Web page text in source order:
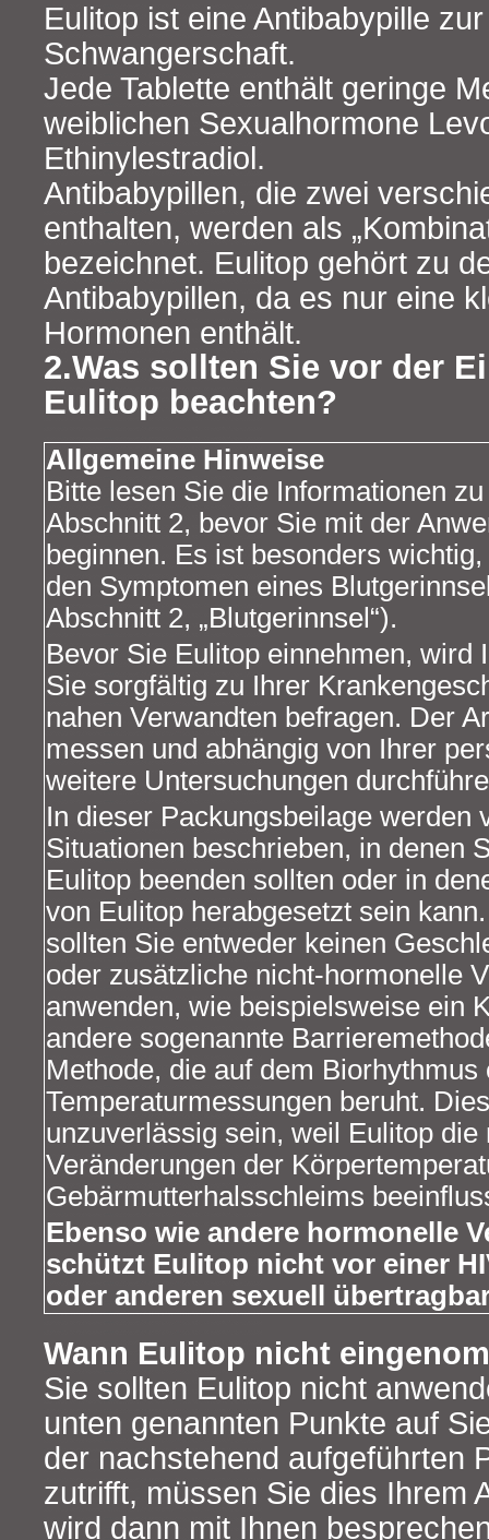
Eulitop ist eine Antibabypille
Schwangerschaft.
Jede Tablette enthält geringe
weiblichen Sexualhormone
Ethinylestradiol.
Antibabypillen, die zwei
enthalten, werden als
bezeichnet. Eulitop gehört zu
Antibabypillen, da es nur eine
Hormonen enthält.
2.Was sollten Sie vor der
Eulitop beachten?
Allgemeine Hinweise
Bitte lesen Sie die Informationen
Abschnitt 2, bevor Sie mit der
beginnen. Es ist besonders
den Symptomen eines
Abschnitt 2, „Blutgerinnsel“).
Bevor Sie Eulitop einnehmen, wird
Sie sorgfältig zu Ihrer
nahen Verwandten befragen. Der
messen und abhängig von Ihrer
weitere Untersuchungen
In dieser Packungsbeilage werden
Situationen beschrieben, in denen
Eulitop beenden sollten oder in
von Eulitop herabgesetzt sein
sollten Sie entweder keinen
oder zusätzliche nicht-hormonelle
anwenden, wie beispielsweise ein
andere sogenannte
Methode, die auf dem Biorhythmus
Temperaturmessungen beruht.
unzuverlässig sein, weil Eulitop die
Veränderungen der
Gebärmutterhalsschleims
Ebenso wie andere hormonelle
schützt Eulitop nicht vor einer
oder anderen sexuell
Wann Eulitop nicht
Sie sollten Eulitop nicht
unten genannten Punkte auf
der nachstehend aufgeführten
zutrifft, müssen Sie dies Ihrem
wird dann mit Ihnen